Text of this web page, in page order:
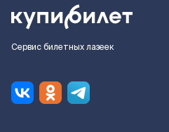
Сервис билетных лазеек